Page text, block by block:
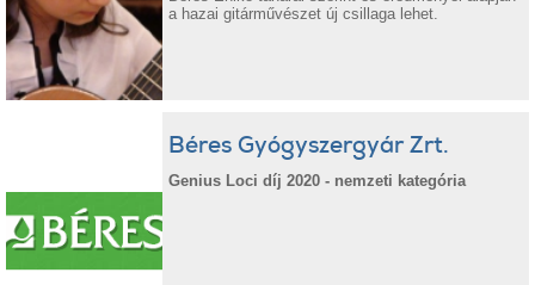
a hazai gitárművészet új csillaga lehet.
Béres Gyógyszergyár Zrt.
Genius Loci díj 2020 - nemzeti kategória